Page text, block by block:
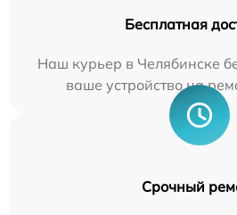
Бесплатная
Наш курьер в Челябинске
ваше устройство на
Срочный